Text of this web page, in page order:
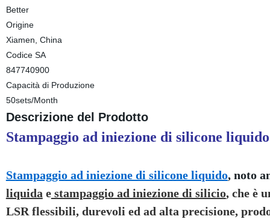
Better
Origine
Xiamen, China
Codice SA
847740900
Capacità di Produzione
50sets/Month
Descrizione del Prodotto
Stampaggio ad iniezione di silicone
Stampaggio ad iniezione di silicone liquido, noto
liquida estampaggio ad iniezione di silicio, che è
LSR flessibili, durevoli ed ad alta precisione,